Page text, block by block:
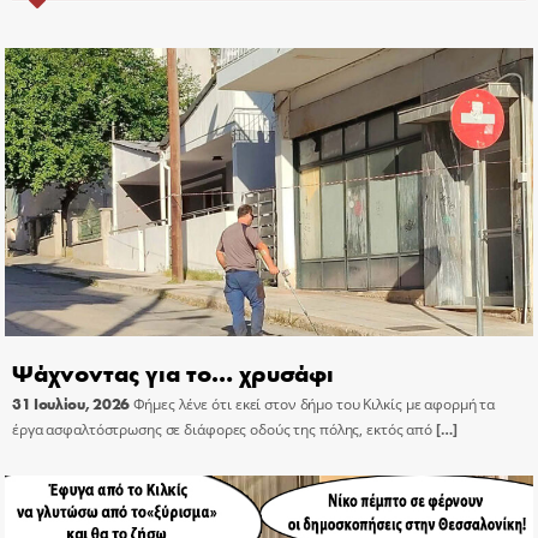
Ψάχνοντας για το… χρυσάφι
31 Ιουλίου, 2026Φήμες λένε ότι εκεί στον δήμο του Κιλκίς με αφορμή τα
έργα ασφαλτόστρωσης σε διάφορες οδούς της πόλης, εκτός από[…]